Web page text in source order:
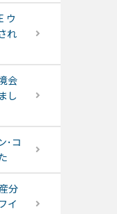
ウ
れ
会
し
･コ
分
イ